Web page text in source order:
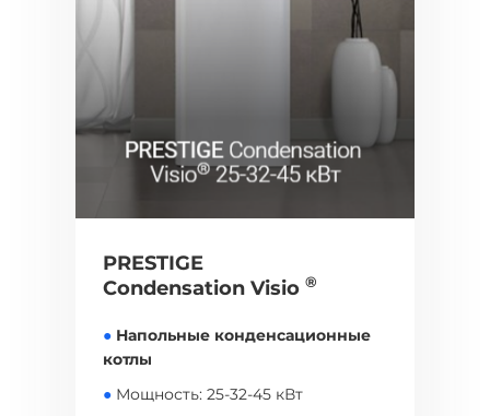
PRESTIGE
Condensation Visio ®
● Напольные конденсационные
котлы
● Мощность: 25-32-45 кВт